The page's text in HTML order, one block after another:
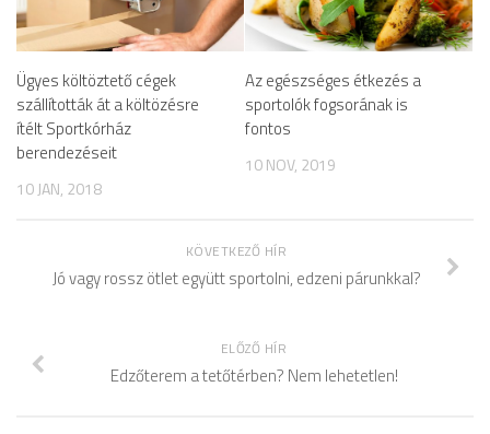
Ügyes költöztető cégek
szállították át a költözésre
ítélt Sportkórház
berendezéseit
10 JAN, 2018
Az egészséges étkezés a
sportolók fogsorának is
fontos
10 NOV, 2019
KÖVETKEZŐ HÍR
Jó vagy rossz ötlet együtt sportolni, edzeni párunkkal?
ELŐZŐ HÍR
Edzőterem a tetőtérben? Nem lehetetlen!